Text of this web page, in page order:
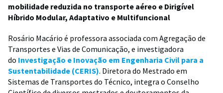
mobilidade reduzida no transporte aéreo e Dirigível
Híbrido Modular, Adaptativo e Multifuncional
Rosário Macário é professora associada com Agregação de
Transportes e Vias de Comunicação, e investigadora
do Investigação e Inovação em Engenharia Civil para a
Sustentabilidade (CERIS). Diretora do Mestrado em
Sistemas de Transportes do Técnico, integra o Conselho